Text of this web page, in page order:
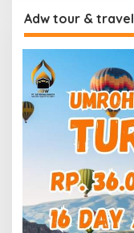
Adw tour & travel